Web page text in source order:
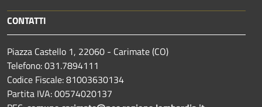
CONTATTI
Piazza Castello 1, 22060 - Carimate (CO)
Telefono: 031.7894111
Codice Fiscale: 81003630134
Partita IVA: 00574020137